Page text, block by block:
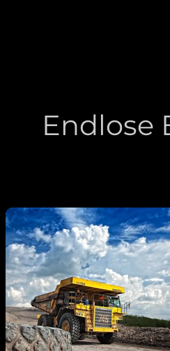
Endlose